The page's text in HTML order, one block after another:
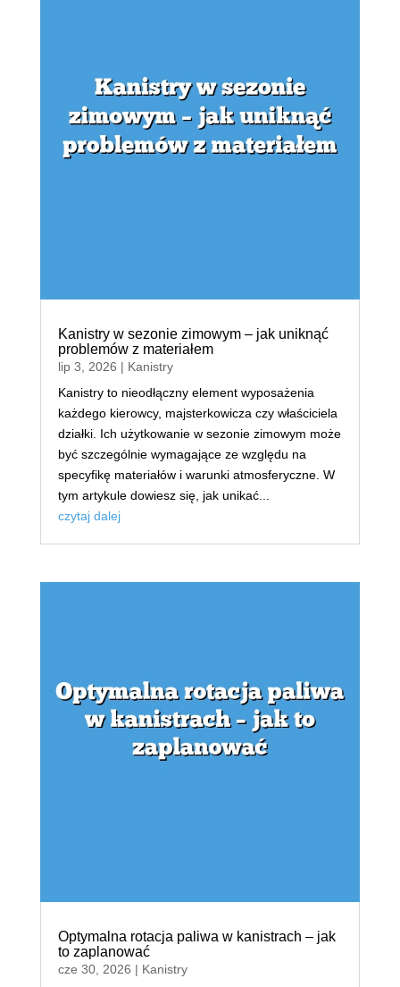
Kanistry w sezonie zimowym – jak uniknąć
problemów z materiałem
lip 3, 2026 | Kanistry
Kanistry to nieodłączny element wyposażenia
każdego kierowcy, majsterkowicza czy właściciela
działki. Ich użytkowanie w sezonie zimowym może
być szczególnie wymagające ze względu na
specyfikę materiałów i warunki atmosferyczne. W
tym artykule dowiesz się, jak unikać...
czytaj dalej
Optymalna rotacja paliwa w kanistrach – jak
to zaplanować
cze 30, 2026 | Kanistry